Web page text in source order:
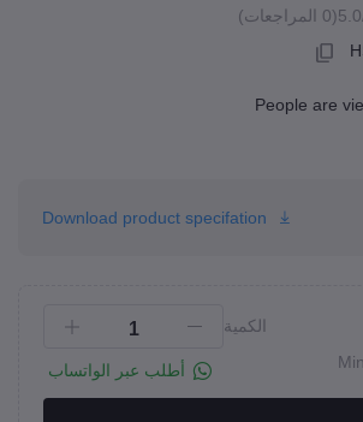
(0 المراجعات)
People are
الكمية
أطلب عبر الواتساب